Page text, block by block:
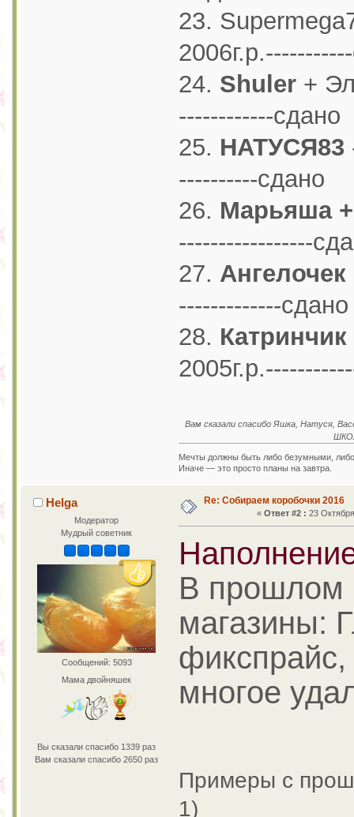
23.
24. Shuler+
------------сдано
25. НАТУСЯ83
----------сдано
26. Марьяша +
-----------------
27. Ангелочек
-------------сдано
28.
Вам сказали спасибо Яшка, Натуся,
Мечты должны быть либо безумными,
Иначе — это просто планы на завтра.
Helga
Модератор
Мудрый советник
Сообщений: 5093
Мама двойняшек
Вы сказали спасибо 1339 раз
Вам сказали спасибо 2650 раз
Re: Собираем коробочки 2016
«Ответ #2 : 23
В прошлом
магазины:
многое
Примеры с
1)